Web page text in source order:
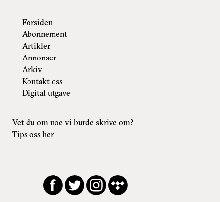
Forsiden
Abonnement
Artikler
Annonser
Arkiv
Kontakt oss
Digital utgave
Vet du om noe vi burde skrive om?
Tips ossher